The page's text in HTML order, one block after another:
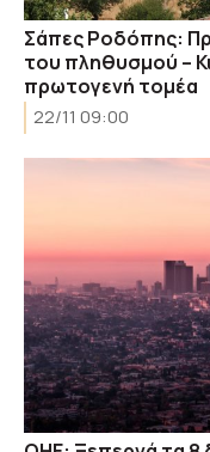
Σάπες Ροδόπης:
του πληθυσμού –
πρωτογενή τομέα
22/11 09:00